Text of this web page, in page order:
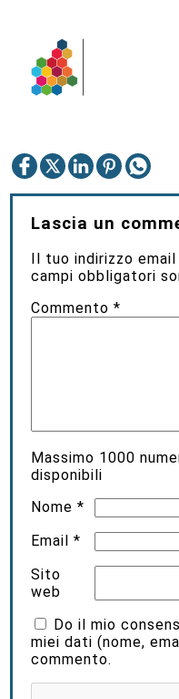
Lascia un
Il tuo indirizzo
campi obbligatori
Commento*
Massimo 1000
disponibili
Nome*
Email*
Sito
web
Do il mio
miei dati (nome,
commento.